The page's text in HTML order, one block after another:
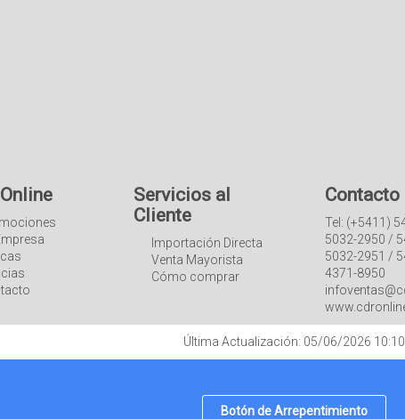
Servicios al
Cliente
Importación Directa
Venta Mayorista
Cómo comprar
Contacto
Tel: (+5411)
5032-2950 /
5032-2951 /
4371-8950
Última Actualización: 05/06/2026 10:10
Botón de Arrepentimiento